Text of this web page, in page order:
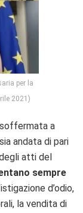
per la
2021)
a
andata di pari
atti del
sempre
d’odio,
la vendita di